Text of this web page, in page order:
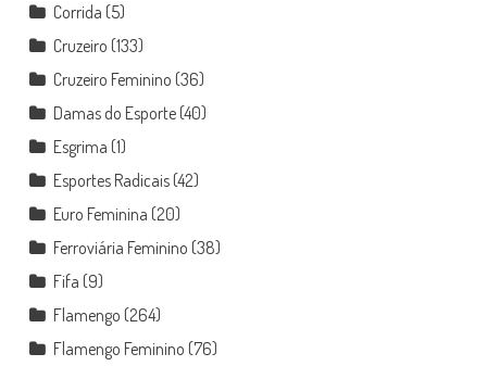
Corrida (5)
Cruzeiro (133)
Cruzeiro Feminino (36)
Damas do Esporte(40)
Esgrima (1)
Esportes Radicais(42)
Euro Feminina (20)
Ferroviária Feminino (38)
Fifa (9)
Flamengo (264)
Flamengo Feminino (76)